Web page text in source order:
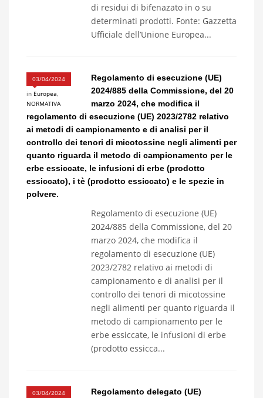
di residui di bifenazato in o su
determinati prodotti. Fonte: Gazzetta
Ufficiale dell’Unione Europea...
03/04/2024
in Europea,
NORMATIVA
Regolamento di esecuzione (UE)
2024/885 della Commissione, del 20
marzo 2024, che modifica il
regolamento di esecuzione (UE) 2023/2782 relativo
ai metodi di campionamento e di analisi per il
controllo dei tenori di micotossine negli alimenti per
quanto riguarda il metodo di campionamento per le
erbe essiccate, le infusioni di erbe (prodotto
essiccato), i tè (prodotto essiccato) e le spezie in
polvere.
Regolamento di esecuzione (UE)
2024/885 della Commissione, del 20
marzo 2024, che modifica il
regolamento di esecuzione (UE)
2023/2782 relativo ai metodi di
campionamento e di analisi per il
controllo dei tenori di micotossine
negli alimenti per quanto riguarda il
metodo di campionamento per le
erbe essiccate, le infusioni di erbe
(prodotto essicca...
03/04/2024 Regolamento delegato (UE)